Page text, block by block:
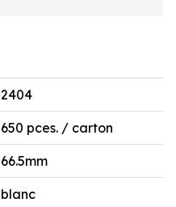
2404
650 pces. / carton
66.5mm
blanc